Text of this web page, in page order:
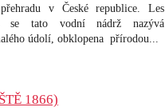
v České republice. Les
se tato vodní nádrž nazývá
údolí, obklopena přírodou
1866)